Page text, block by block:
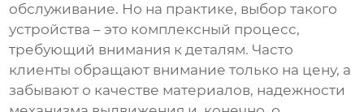
обслуживание. Но на практике, выбор такого
устройства – это комплексный процесс,
требующий внимания к деталям. Часто
клиенты обращают внимание только на цену, а
забывают о качестве материалов, надежности